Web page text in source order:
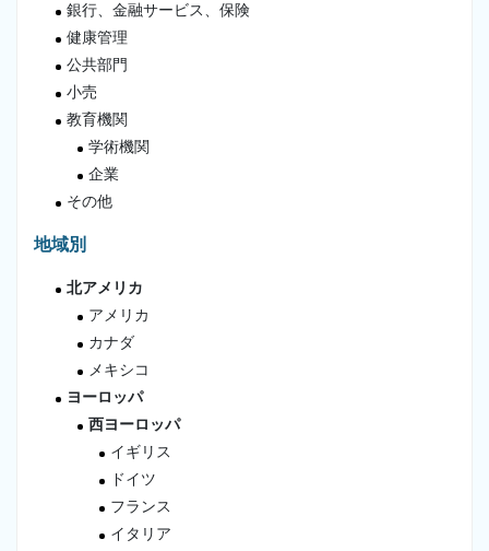
銀行、金融サービス、保険
健康管理
公共部門
小売
教育機関
学術機関
企業
その他
地域別
北アメリカ
アメリカ
カナダ
メキシコ
ヨーロッパ
西ヨーロッパ
イギリス
ドイツ
フランス
イタリア